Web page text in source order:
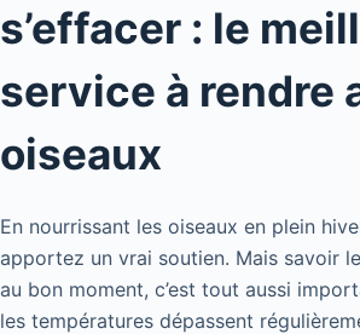
s’effacer : le
service à rendre
oiseaux
En nourrissant les oiseaux en plein
apportez un vrai soutien. Mais savoir
au bon moment, c’est tout aussi
les températures dépassent